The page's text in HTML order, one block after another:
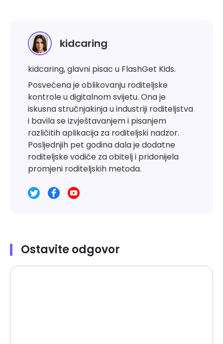
kidcaring
kidcaring, glavni pisac u FlashGet Kids.
Posvećena je oblikovanju roditeljske
kontrole u digitalnom svijetu. Ona je
iskusna stručnjakinja u industriji roditeljstva
i bavila se izvještavanjem i pisanjem
različitih aplikacija za roditeljski nadzor.
Posljednjih pet godina dala je dodatne
roditeljske vodiče za obitelj i pridonijela
promjeni roditeljskih metoda.
Ostavite odgovor